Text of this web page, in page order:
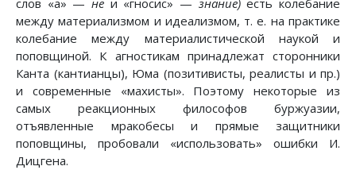
слов «а» — не и «гносис» — знание)есть колебание
между материализмом и идеализмом, т. е. на практике
колебание между материалистической наукой и
поповщиной. К агностикам принадлежат сторонники
Канта (кантианцы), Юма (позитивисты, реалисты и пр.)
и современные «махисты». Поэтому некоторые из
самых реакционных философов буржуазии,
отъявленные мракобесы и прямые защитники
поповщины, пробовали «использовать» ошибки И.
Дицгена.